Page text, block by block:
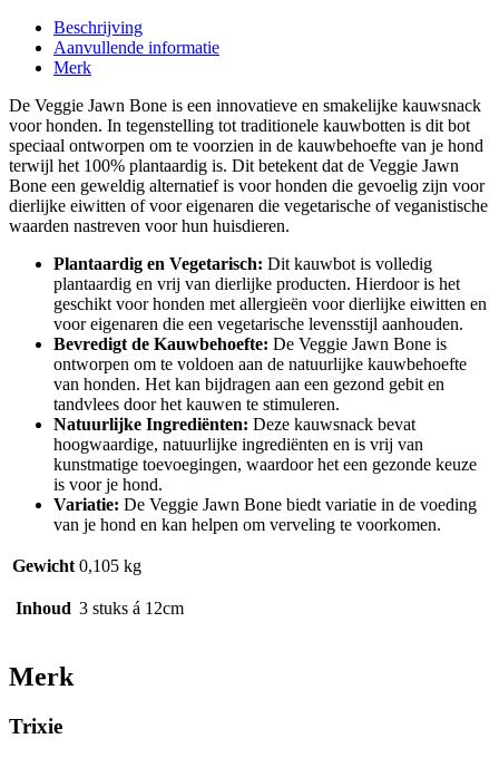
Beschrijving
Aanvullende informatie
Merk
De Veggie Jawn Bone is een innovatieve en smakelijke kauwsnack
voor honden. In tegenstelling tot traditionele kauwbotten is dit bot
speciaal ontworpen om te voorzien in de kauwbehoefte van je hond
terwijl het 100% plantaardig is. Dit betekent dat de Veggie Jawn
Bone een geweldig alternatief is voor honden die gevoelig zijn voor
dierlijke eiwitten of voor eigenaren die vegetarische of veganistische
waarden nastreven voor hun huisdieren.
Plantaardig en Vegetarisch: Dit kauwbot is volledig
plantaardig en vrij van dierlijke producten. Hierdoor is het
geschikt voor honden met allergieën voor dierlijke eiwitten en
voor eigenaren die een vegetarische levensstijl aanhouden.
Bevredigt de Kauwbehoefte: De Veggie Jawn Bone is
ontworpen om te voldoen aan de natuurlijke kauwbehoefte
van honden. Het kan bijdragen aan een gezond gebit en
tandvlees door het kauwen te stimuleren.
Natuurlijke Ingrediënten: Deze kauwsnack bevat
hoogwaardige, natuurlijke ingrediënten en is vrij van
kunstmatige toevoegingen, waardoor het een gezonde keuze
is voor je hond.
Variatie: De Veggie Jawn Bone biedt variatie in de voeding
van je hond en kan helpen om verveling te voorkomen.
Gewicht 0,105 kg
Inhoud 3 stuks á 12cm
Merk
Trixie